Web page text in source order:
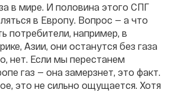
в мире. И половина этого СПГ
в Европу. Вопрос — а что
потребители, например, в
Азии, они останутся без газа
нет. Если мы перестанем
газ — она замерзнет, это факт.
это не сильно ощущается. Хотя